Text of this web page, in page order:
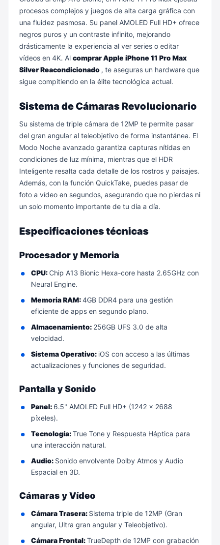
procesos complejos y juegos de alta carga gráfica con
una fluidez pasmosa. Su panel AMOLED Full HD+ ofrece
negros puros y un contraste infinito, mejorando
drásticamente la experiencia al ver series o editar
vídeos en 4K. Al comprar Apple iPhone 11 Pro Max
Silver Reacondicionado , te aseguras un hardware que
sigue compitiendo en la élite tecnológica actual.
Sistema de Cámaras Revolucionario
Su sistema de triple cámara de 12MP te permite pasar
del gran angular al teleobjetivo de forma instantánea. El
Modo Noche avanzado garantiza capturas nítidas en
condiciones de luz mínima, mientras que el HDR
Inteligente resalta cada detalle de los rostros y paisajes.
Además, con la función QuickTake, puedes pasar de
foto a vídeo en segundos, asegurando que no pierdas ni
un solo momento importante de tu día a día.
Especificaciones técnicas
Procesador y Memoria
CPU: Chip A13 Bionic Hexa-core hasta 2.65GHz con
Neural Engine.
Memoria RAM:4GB DDR4 para una gestión
eficiente de apps en segundo plano.
Almacenamiento: 256GB UFS 3.0 de alta
velocidad.
Sistema Operativo: iOS con acceso a las últimas
actualizaciones y funciones de seguridad.
Pantalla y Sonido
Panel: 6.5" AMOLED Full HD+ (1242 x 2688
píxeles).
Tecnología:True Tone y Respuesta Háptica para
una interacción natural.
Audio: Sonido envolvente Dolby Atmos y Audio
Espacial en 3D.
Cámaras y Vídeo
Cámara Trasera: Sistema triple de 12MP (Gran
angular, Ultra gran angular y Teleobjetivo).
Cámara Frontal:TrueDepth de 12MP con grabación